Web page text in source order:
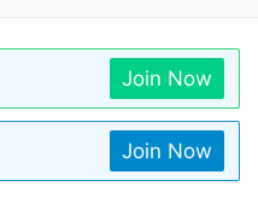
Join Now
Join Now